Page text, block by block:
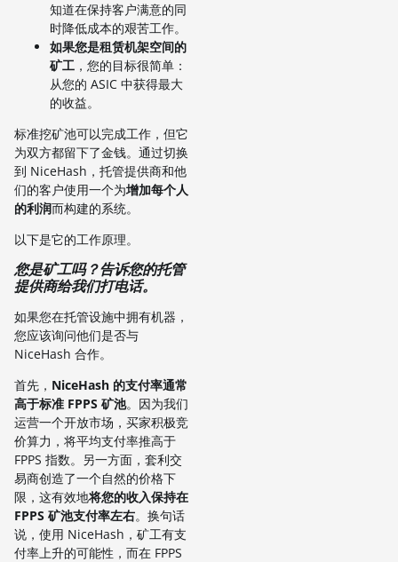
知道在保持客户满意的同
时降低成本的艰苦工作。
如果您是租赁机架空间的
矿工 ，您的目标很简单：
从您的 ASIC 中获得最大
的收益。
标准挖矿池可以完成工作，但它
为双方都留下了金钱。通过切换
到 NiceHash，托管提供商和他
们的客户使用一个为增加每个人
的利润而构建的系统。
以下是它的工作原理。
您是矿工吗？告诉您的托管
提供商给我们打电话。
如果您在托管设施中拥有机器，
您应该询问他们是否与
NiceHash 合作。
首先， NiceHash 的支付率通常
高于标准 FPPS 矿池。因为我们
运营一个开放市场，买家积极竞
价算力，将平均支付率推高于
FPPS 指数。另一方面，套利交
易商创造了一个自然的价格下
限，这有效地将您的收入保持在
FPPS 矿池支付率左右。换句话
说，使用 NiceHash，矿工有支
付率上升的可能性，而在 FPPS